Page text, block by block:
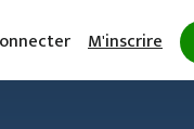
M'inscrire